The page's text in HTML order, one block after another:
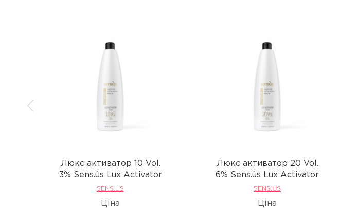
Люкс активатор 10 Vol.
3% Sens.ùs Lux Activator
SENS.US
Ціна
Люкс активатор 20 Vol.
6% Sens.ùs Lux Activator
SENS.US
Ціна